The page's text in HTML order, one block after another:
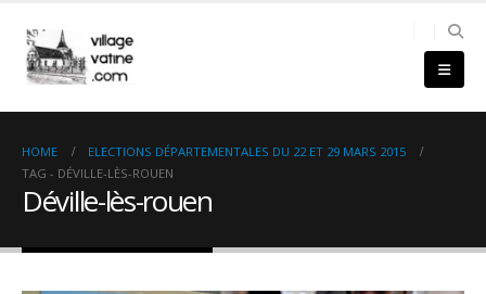
HOME
ELECTIONS DÉPARTEMENTALES DU 22 ET 29 MARS 2015
TAG - DÉVILLE-LÈS-ROUEN
Déville-lès-rouen